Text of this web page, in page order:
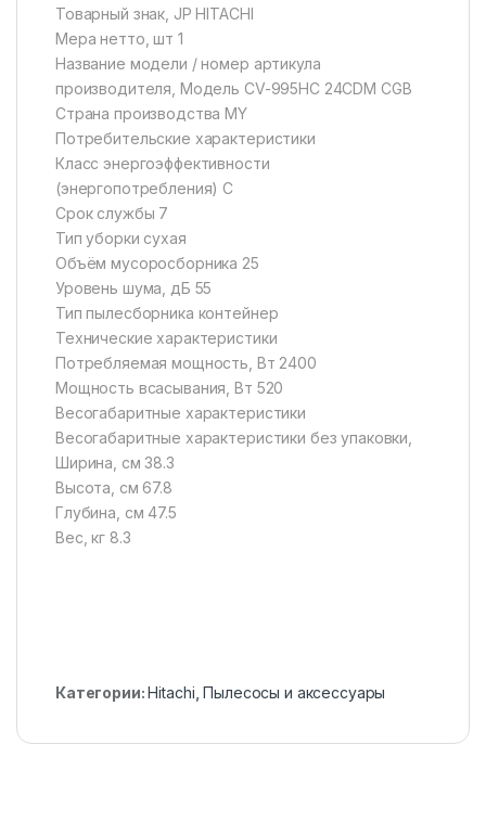
Товарный знак, JP HITACHI
Мера нетто, шт 1
Название модели / номер артикула
производителя, Модель CV-995HC 24CDM CGB
Страна производства MY
Потребительские характеристики
Класс энергоэффективности
(энергопотребления) C
Срок службы 7
Тип уборки сухая
Объём мусоросборника 25
Уровень шума, дБ 55
Тип пылесборника контейнер
Технические характеристики
Потребляемая мощность, Вт 2400
Мощность всасывания, Вт 520
Весогабаритные характеристики
Весогабаритные характеристики без упаковки,
Ширина, см 38.3
Высота, см 67.8
Глубина, см 47.5
Вес, кг 8.3
Категории:Hitachi ,Пылесосы и аксессуары